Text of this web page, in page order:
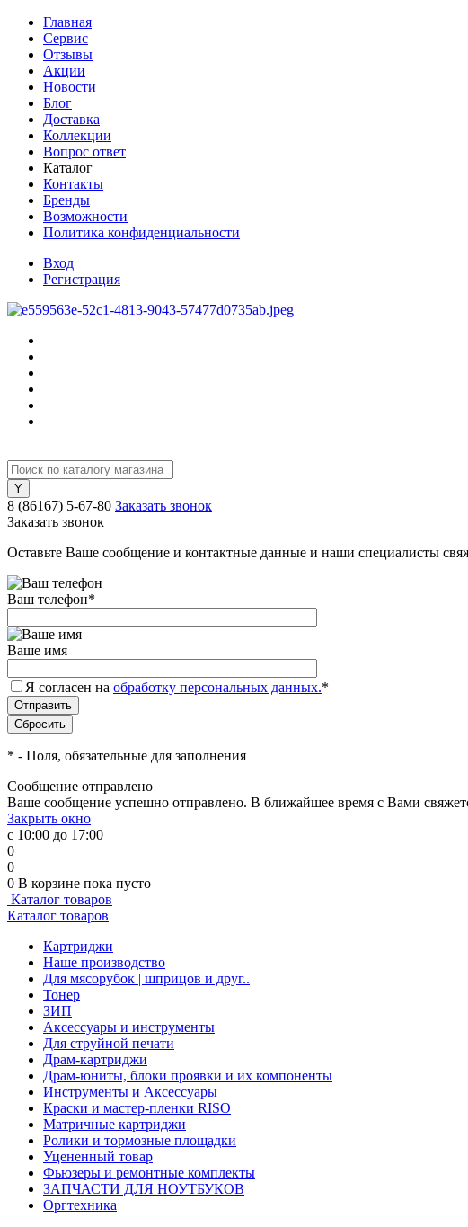
Главная
Сервис
Отзывы
Акции
Новости
Блог
Доставка
Коллекции
Вопрос ответ
Каталог
Контакты
Бренды
Возможности
Политика конфиденциальности
Вход
Регистрация
8 (86167) 5-67-80 Заказать звонок
Заказать звонок
Оставьте Ваше сообщение и контактные данные и наши специалисты
Ваш телефон*
Ваше имя
Я согласен на обработку персональных данных.*
* - Поля, обязательные для заполнения
Сообщение отправлено
Ваше сообщение успешно отправлено. В ближайшее время с Вами
Закрыть окно
с 10:00 до 17:00
0
0
0 В корзине пока пусто
Каталог товаров
Каталог товаров
Картриджи
Наше производство
Для мясорубок | шприцов и друг..
Тонер
ЗИП
Аксессуары и инструменты
Для струйной печати
Драм-картриджи
Драм-юниты, блоки проявки и их компоненты
Инструменты и Аксессуары
Краски и мастер-пленки RISO
Матричные картриджи
Ролики и тормозные площадки
Уцененный товар
Фьюзеры и ремонтные комплекты
ЗАПЧАСТИ ДЛЯ НОУТБУКОВ
Оргтехника